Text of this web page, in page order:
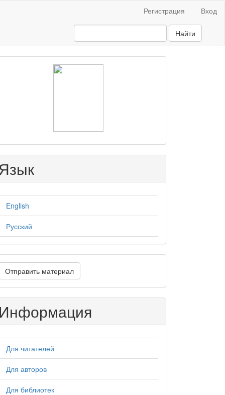
Регистрация Вход
Найти
English
Русский
Отправить материал
Информация
Для читателей
Для авторов
Для библиотек